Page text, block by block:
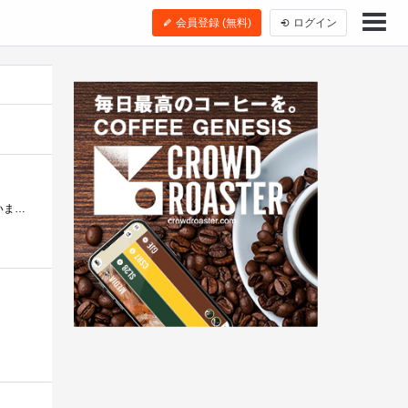
会員登録 (無料) ログイン
本日、偶然ではありますが、ずいぶん前からコレクションアイテムとして欲しかったAPUダイチャームを手に入れてしまいましたよ！！ついでにATICR...